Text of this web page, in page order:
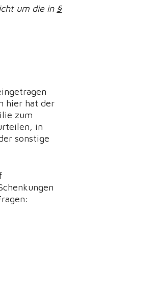
um die in §
hier hat der
zum
in
sonstige